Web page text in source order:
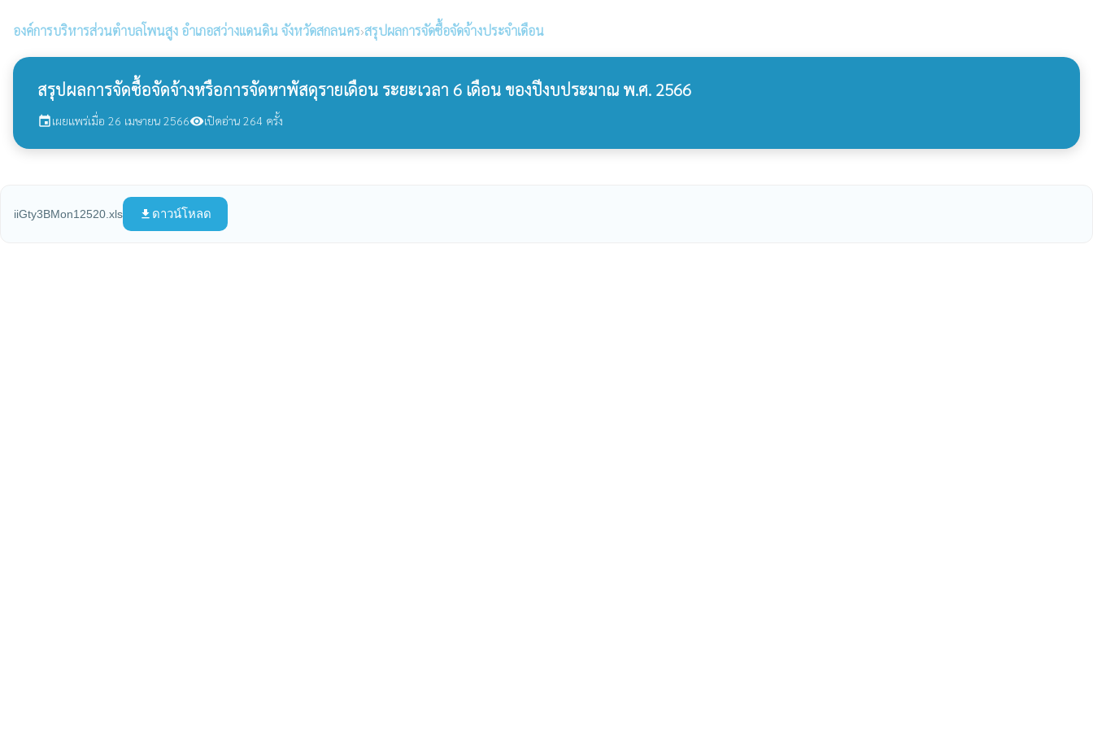
องค์การบริหารส่วนตำบลโพนสูง อำเภอสว่างแดนดิน จังหวัดสกลนคร›สรุปผลการจัดซื้อจัดจ้างประจำเดือน
สรุปผลการจัดซื้อจัดจ้างหรือการจัดหาพัสดุรายเดือน ระยะเวลา 6 เดือน ของปีงบประมาณ พ.ศ. 2566
eventเผยแพร่เมื่อ 26 เมษายน 2566visibilityเปิดอ่าน 264 ครั้ง
iiGty3BMon12520.xls file_download ดาวน์โหลด